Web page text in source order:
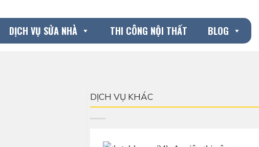
DỊCH VỤ SỬA NHÀ THI CÔNG NỘI THẤT BLOG
DỊCH VỤ KHÁC